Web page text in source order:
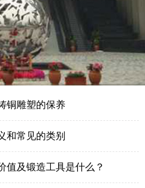
铜雕塑的保养
和常见的类别
值及锻造工具是什么？